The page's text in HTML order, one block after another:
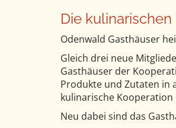
Die
Odenwald Gasthäuser
Gleich drei neue
Gasthäuser der
Produkte und Zutaten in
kulinarische
Neu dabei sind das